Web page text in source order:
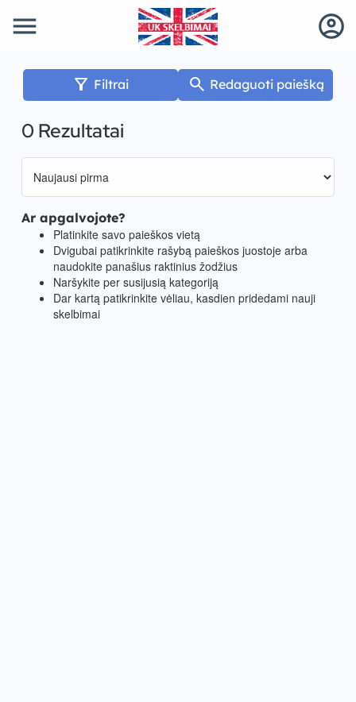
menu account_circle
filter_alt Filtrai search Redaguoti paiešką
0 Rezultatai
Ar apgalvojote?
Platinkite savo paieškos vietą
Dvigubai patikrinkite rašybą paieškos juostoje arba
naudokite panašius raktinius žodžius
Naršykite per susijusią kategoriją
Dar kartą patikrinkite vėliau, kasdien pridedami nauji
skelbimai